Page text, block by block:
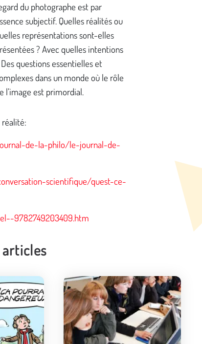
du photographe est par
subjectif. Quelles réalités ou
représentations sont-elles
? Avec quelles intentions
questions essentielles et
dans un monde où le rôle
l’image est primordial.
de-la-philo/le-journal-de-
scientifique/quest-ce-
9782749203409.htm